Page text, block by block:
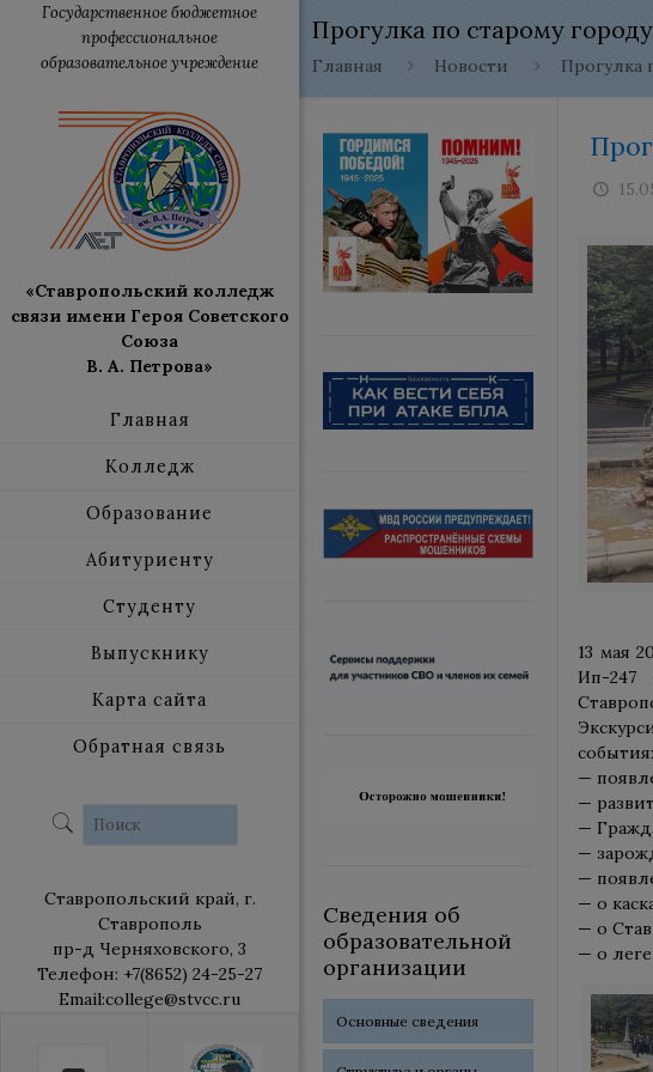
Государственное бюджетное
профессиональное
образовательное учреждение
«Ставропольский колледж
связи имени Героя Советского
Союза
В. А. Петрова»
Главная
Колледж
Образование
Абитуриенту
Студенту
Выпускнику
Карта сайта
Обратная связь
Ставропольский край, г.
Ставрополь
пр-д Черняховского, 3
Телефон: +7(8652) 24-25-27
Email:college@stvcc.ru
Прогулка по старому городу
Главная Новости Прогулка
13 мая
Ип-247
—
—
—
—
—
— о
— о
— о
Сведения об
образовательной
организации
Основные сведения